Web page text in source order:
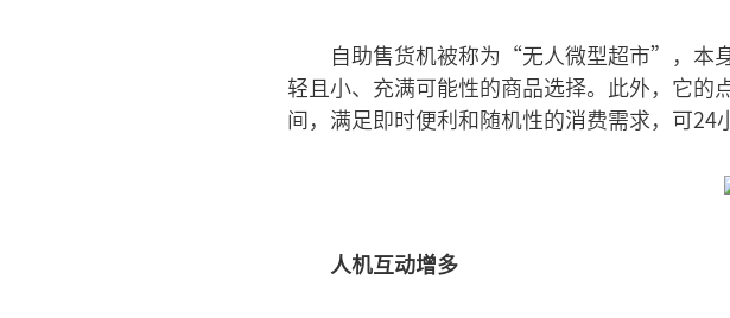
自助售货机被称为“无人微型超市”，本
轻且小、充满可能性的商品选择。此外，它
间，满足即时便利和随机性的消费需求，可24
人机互动增多